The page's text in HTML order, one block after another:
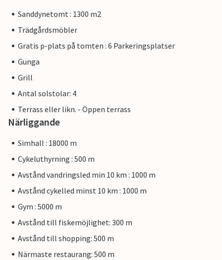
Sanddynetomt : 1300 m2
Trädgårdsmöbler
Gratis p-plats på tomten : 6 Parkeringsplatser
Gunga
Grill
Antal solstolar: 4
Terrass eller likn. - Öppen terrass
Närliggande
Simhall : 18000 m
Cykeluthyrning : 500 m
Avstånd vandringsled min 10 km : 1000 m
Avstånd cykelled minst 10 km : 1000 m
Gym : 5000 m
Avstånd till fiskemöjlighet: 300 m
Avstånd till shopping: 500 m
Närmaste restaurang: 500 m